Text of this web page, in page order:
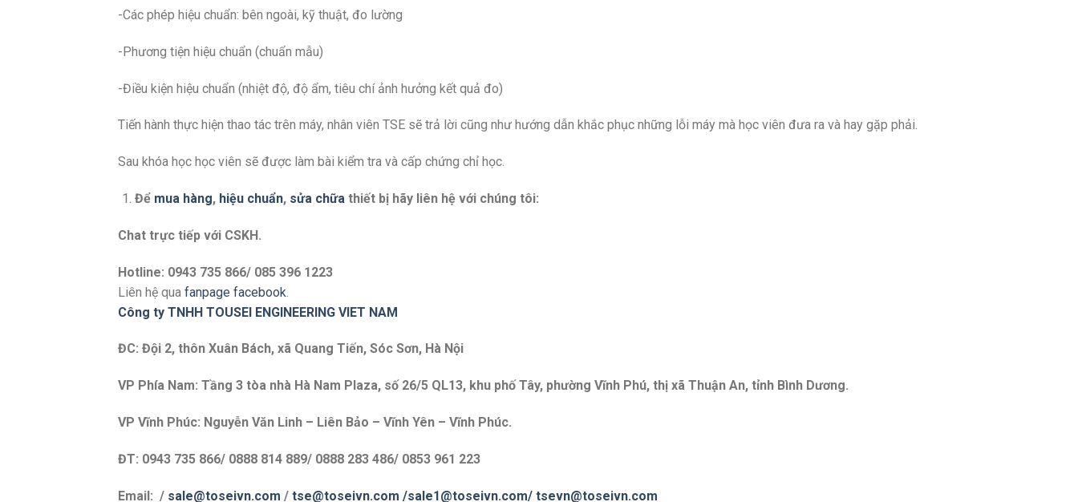
-Các phép hiệu chuẩn: bên ngoài, kỹ thuật, đo lường
-Phương tiện hiệu chuẩn (chuẩn mẫu)
-Điều kiện hiệu chuẩn (nhiệt độ, độ ẩm, tiêu chí ảnh hưởng kết quả đo)
Tiến hành thực hiện thao tác trên máy, nhân viên TSE sẽ trả lời cũng như hướng dẫn khắc phục những lỗi máy mà học viên đưa ra và hay gặp phải.
Sau khóa học học viên sẽ được làm bài kiểm tra và cấp chứng chỉ học.
Để mua hàng, hiệu chuẩn, sửa chữathiết bị hãy liên hệ với chúng tôi:
Chat trực tiếp với CSKH.
Hotline: 0943 735 866/ 085 396 1223
Liên hệ qua fanpage facebook
Công ty TNHH TOUSEI ENGINEERING VIET NAM
ĐC: Đội 2, thôn Xuân Bách, xã Quang Tiến, Sóc Sơn, Hà Nội
VP Phía Nam: Tầng 3 tòa nhà Hà Nam Plaza, số 26/5 QL13, khu phố Tây, phường Vĩnh Phú, thị xã Thuận An, tỉnh Bình Dương.
VP Vĩnh Phúc: Nguyễn Văn Linh – Liên Bảo – Vĩnh Yên – Vĩnh Phúc.
ĐT: 0943 735 866/ 0888 814 889/ 0888 283 486/ 0853 961 223
Email: / sale@toseivn.com / tse@toseivn.com /sale1@toseivn.com/ tsevn@toseivn.com